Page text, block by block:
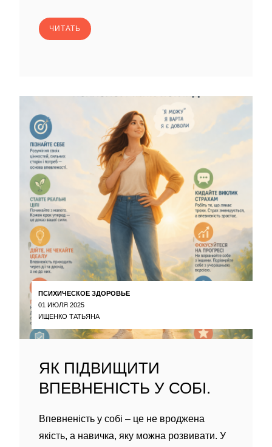
ЧИТАТЬ
ПСИХИЧЕСКОЕ ЗДОРОВЬЕ
01 ИЮЛЯ 2025
ИЩЕНКО ТАТЬЯНА
ЯК ПІДВИЩИТИ
ВПЕВНЕНІСТЬ У СОБІ.
Впевненість у собі – це не вроджена
якість, а навичка, яку можна розвивати. У